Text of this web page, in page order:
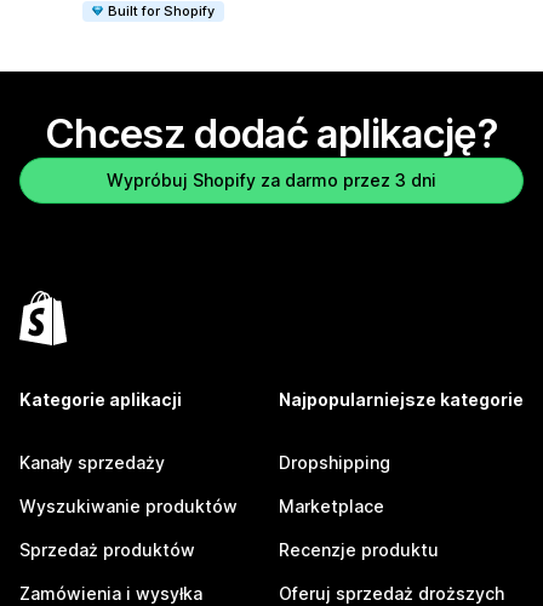
Built for Shopify
Chcesz dodać aplikację?
Wypróbuj Shopify za darmo przez 3 dni
Kategorie aplikacji
Kanały sprzedaży
Wyszukiwanie produktów
Sprzedaż produktów
Zamówienia i wysyłka
Najpopularniejsze kategorie
Dropshipping
Marketplace
Recenzje produktu
Oferuj sprzedaż droższych